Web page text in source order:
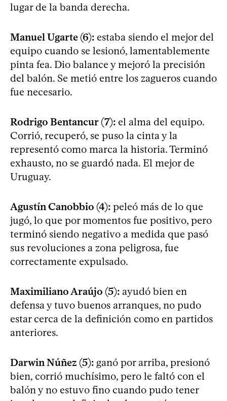
lugar de la banda derecha.
Manuel Ugarte (6): estaba siendo el mejor del
equipo cuando se lesionó, lamentablemente
pinta fea. Dio balance y mejoró la precisión
del balón. Se metió entre los zagueros cuando
fue necesario.
Rodrigo Bentancur (7): el alma del equipo.
Corrió, recuperó, se puso la cinta y la
representó como marca la historia. Terminó
exhausto, no se guardó nada. El mejor de
Uruguay.
Agustín Canobbio (4): peleó más de lo que
jugó, lo que por momentos fue positivo, pero
terminó siendo negativo a medida que pasó
sus revoluciones a zona peligrosa, fue
correctamente expulsado.
Maximiliano Araújo (5): ayudó bien en
defensa y tuvo buenos arranques, no pudo
estar cerca de la definición como en partidos
anteriores.
Darwin Núñez (5): ganó por arriba, presionó
bien, corrió muchísimo, pero le faltó con el
balón y no estuvo fino cuando pudo tener